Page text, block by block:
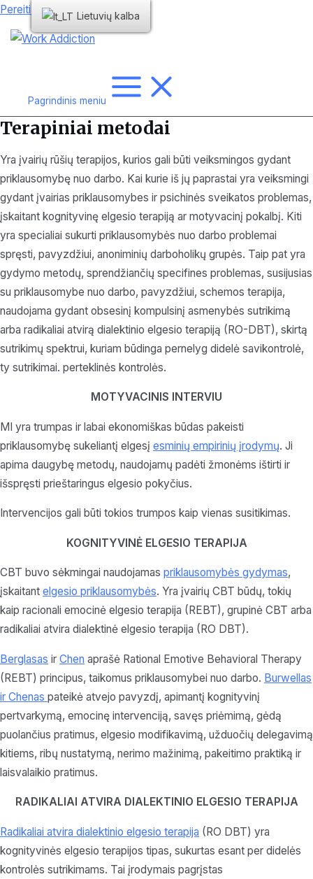
Pereiti prie turinio
Pagrindinis meniu
Terapiniai metodai
Yra įvairių rūšių terapijos, kurios gali būti veiksmingos gydant
priklausomybę nuo darbo. Kai kurie iš jų paprastai yra veiksmingi
gydant įvairias priklausomybes ir psichinės sveikatos problemas,
įskaitant kognityvinę elgesio terapiją ar motyvacinį pokalbį. Kiti
yra specialiai sukurti priklausomybės nuo darbo problemai
spręsti, pavyzdžiui, anoniminių darboholikų grupės. Taip pat yra
gydymo metodų, sprendžiančių specifines problemas, susijusias
su priklausomybe nuo darbo, pavyzdžiui, schemos terapija,
naudojama gydant obsesinį kompulsinį asmenybės sutrikimą
arba radikaliai atvirą dialektinio elgesio terapiją (RO-DBT), skirtą
sutrikimų spektrui, kuriam būdinga pernelyg didelė savikontrolė,
ty sutrikimai. perteklinės kontrolės.
MOTYVACINIS INTERVIU
MI yra trumpas ir labai ekonomiškas būdas pakeisti
priklausomybę sukeliantį elgesį esminių empirinių įrodymų. Ji
apima daugybę metodų, naudojamų padėti žmonėms ištirti ir
išspręsti prieštaringus elgesio pokyčius.
Intervencijos gali būti tokios trumpos kaip vienas susitikimas.
KOGNITYVINĖ ELGESIO TERAPIJA
CBT buvo sėkmingai naudojamas priklausomybės gydymas,
įskaitant elgesio priklausomybės. Yra įvairių CBT būdų, tokių
kaip racionali emocinė elgesio terapija (REBT), grupinė CBT arba
radikaliai atvira dialektinė elgesio terapija (RO DBT).
Berglasas ir Chen aprašė Rational Emotive Behavioral Therapy
(REBT) principus, taikomus priklausomybei nuo darbo. Burwellas
ir Chenas pateikė atvejo pavyzdį, apimantį kognityvinį
pertvarkymą, emocinę intervenciją, savęs priėmimą, gėdą
puolančius pratimus, elgesio modifikavimą, užduočių delegavimą
kitiems, ribų nustatymą, nerimo mažinimą, pakeitimo praktiką ir
laisvalaikio pratimus.
RADIKALIAI ATVIRA DIALEKTINIO ELGESIO TERAPIJA
Radikaliai atvira dialektinio elgesio terapija (RO DBT) yra
kognityvinės elgesio terapijos tipas, sukurtas esant per didelės
kontrolės sutrikimams. Tai įrodymais pagrįstas
Lietuvių kalba